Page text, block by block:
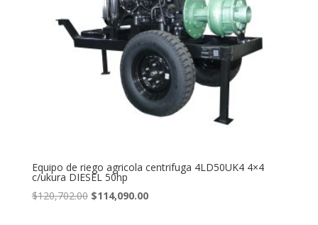
Equipo de riego agricola centrifuga 4LD50UK4 4×4
c/ukura DIESEL 50hp
$120,702.00 Original
$114,090.00Current